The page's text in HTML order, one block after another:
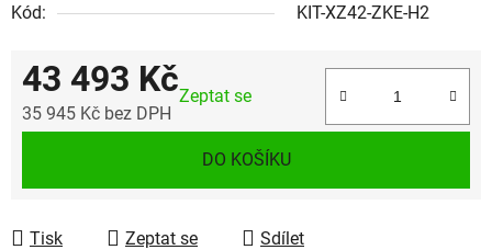
Kód:
KIT-XZ42-ZKE-H2
43 493 Kč
35 945 Kč bez DPH
Zeptat se
DO KOŠÍKU
Tisk Zeptat se Sdílet